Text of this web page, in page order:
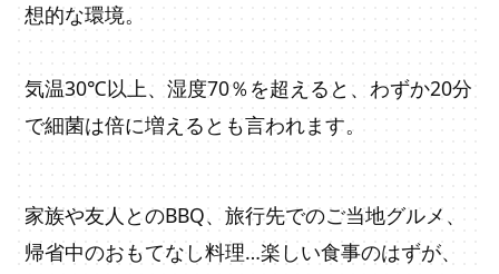
想的な環境。
気温30℃以上、湿度70％を超えると、わずか20分
で細菌は倍に増えるとも言われます。
家族や友人とのBBQ、旅行先でのご当地グルメ、
帰省中のおもてなし料理…楽しい食事のはずが、